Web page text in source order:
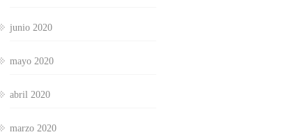
junio 2020
mayo 2020
abril 2020
marzo 2020